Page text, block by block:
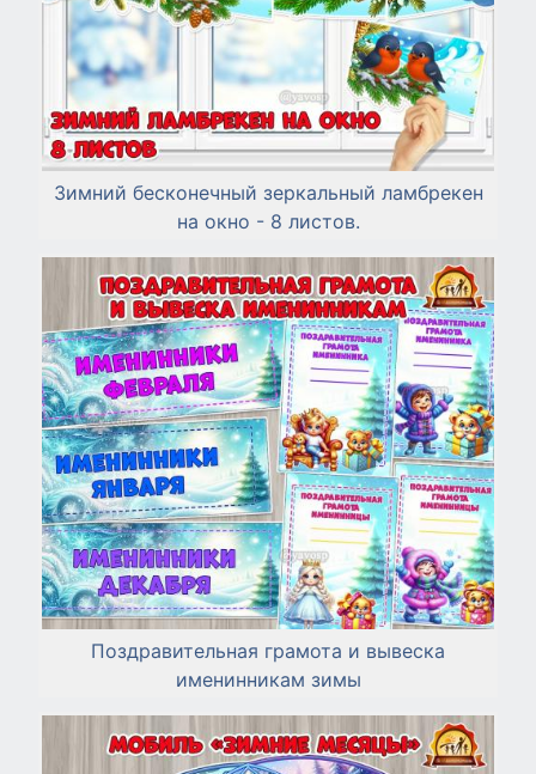
Зимний бесконечный зеркальный ламбрекен
на окно - 8 листов.
Поздравительная грамота и вывеска
именинникам зимы